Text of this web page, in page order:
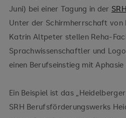
Juni) bei einer Tagung in der
Unter der Schirmherrschaft von
Katrin Altpeter stellen Reha-
Sprachwissenschaftler und
einen Berufseinstieg mit Aphasie
Ein Beispiel ist das
SRH Berufsförderungswerks